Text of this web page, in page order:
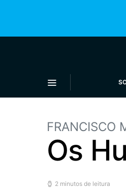
FRANCISCO
Os
2 minutos de leitura